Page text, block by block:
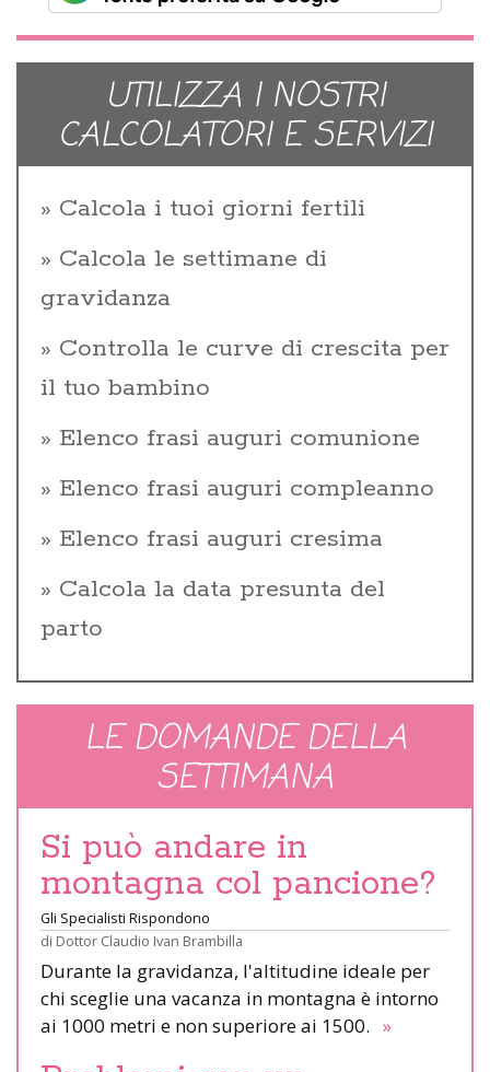
UTILIZZA I NOSTRI
CALCOLATORI E SERVIZI
Calcola i tuoi giorni fertili
Calcola le settimane di
gravidanza
Controlla le curve di crescita per
il tuo bambino
Elenco frasi auguri comunione
Elenco frasi auguri compleanno
Elenco frasi auguri cresima
Calcola la data presunta del
parto
LE DOMANDE DELLA
SETTIMANA
Si può andare in
montagna col pancione?
Gli Specialisti Rispondono
di Dottor Claudio Ivan Brambilla
Durante la gravidanza, l'altitudine ideale per
chi sceglie una vacanza in montagna è intorno
ai 1000 metri e non superiore ai 1500. »